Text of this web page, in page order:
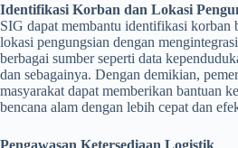
Identifikasi Korban dan Lokasi
SIG dapat membantu identifikasi korban
lokasi pengungsian dengan
berbagai sumber seperti data
dan sebagainya. Dengan demikian,
masyarakat dapat memberikan bantuan
bencana alam dengan lebih cepat dan
Pengawasan Ketersediaan Logistik